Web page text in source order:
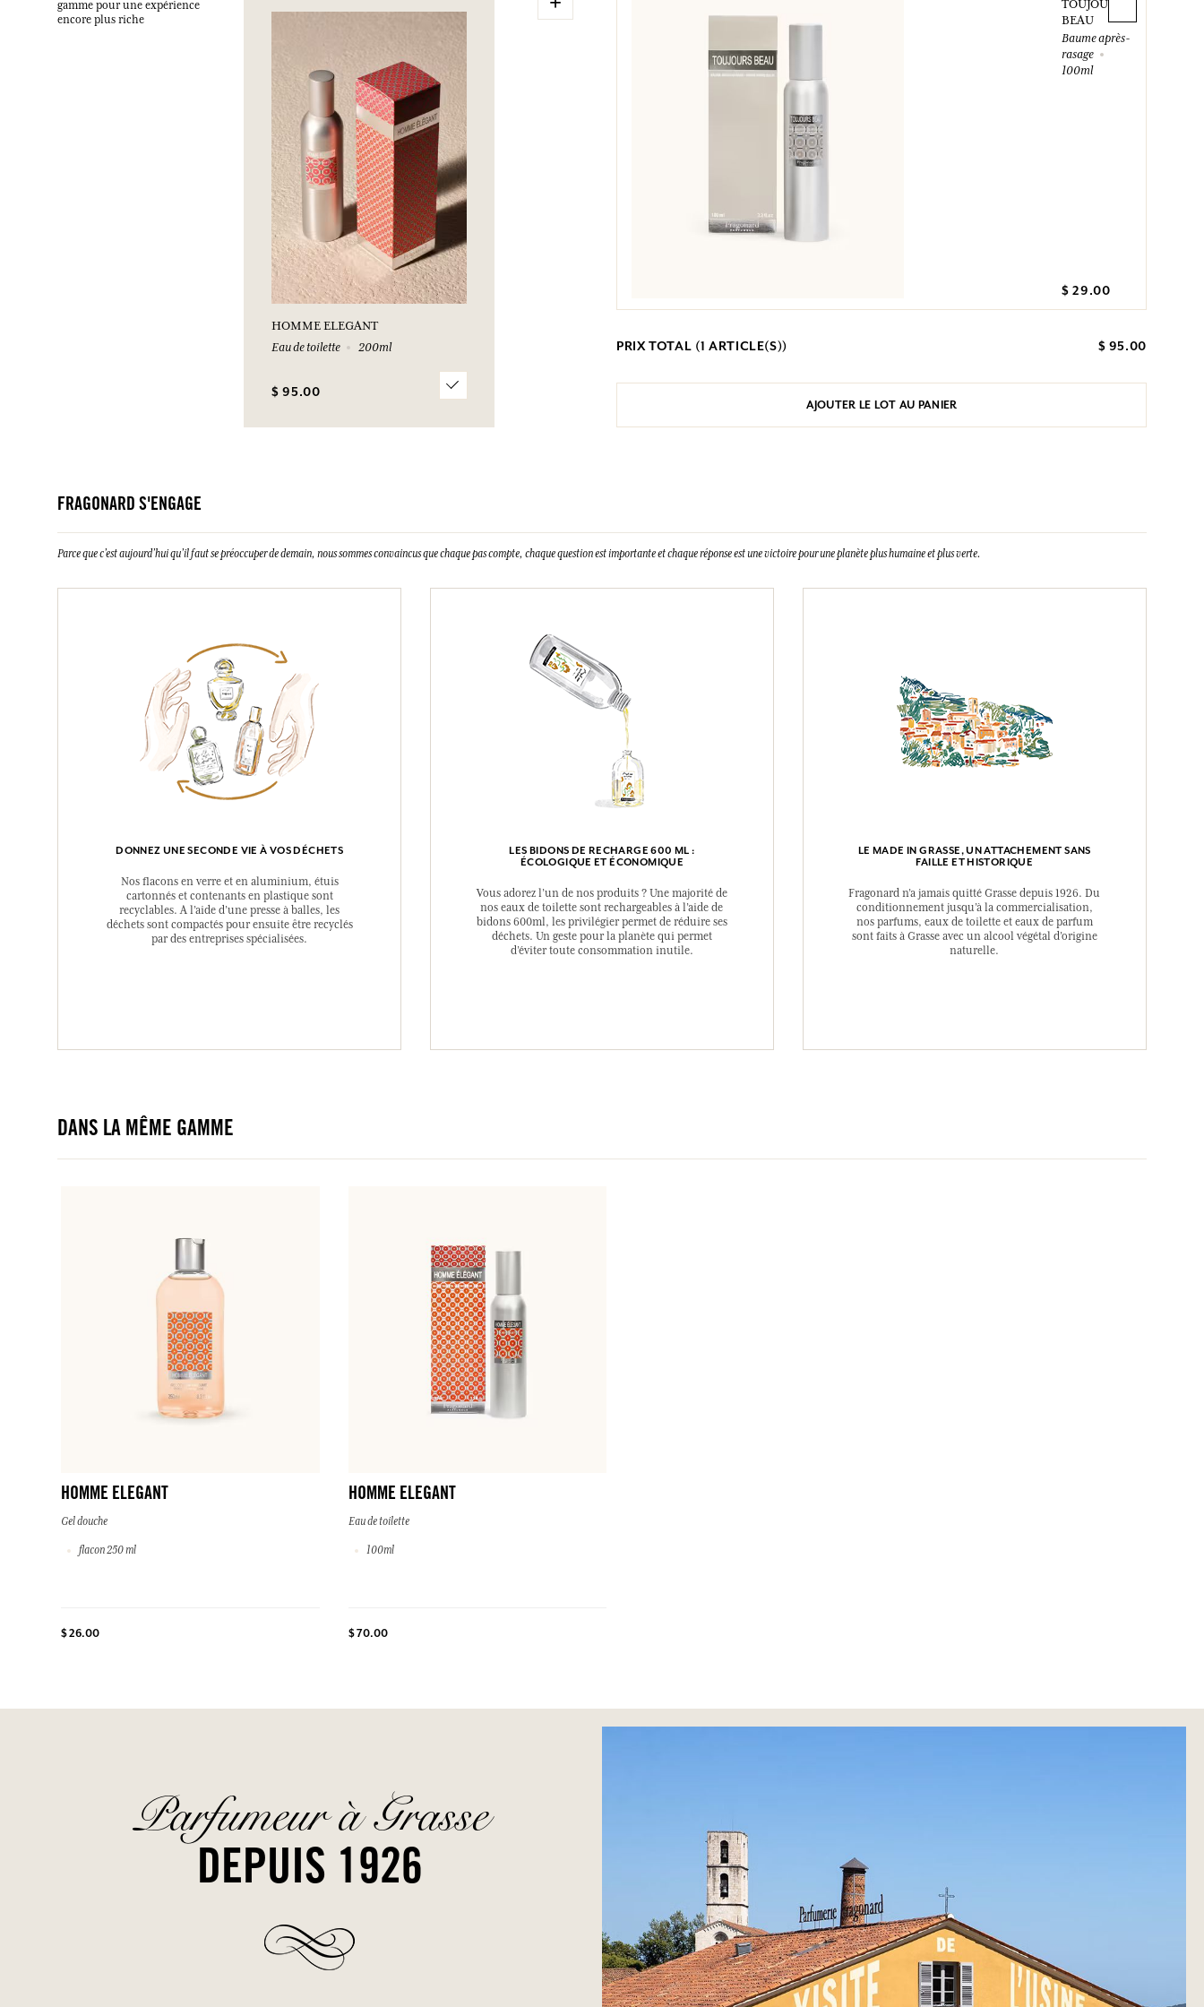
gamme pour une expérience
encore plus riche
HOMME ELEGANT
Eau de toilette
200ml
$ 95.00
TOUJOURS
BEAU
Baume après-
rasage
100ml
$ 29.00
PRIX TOTAL (1 ARTICLE(S)) $ 95.00
AJOUTER LE LOT AU PANIER
FRAGONARD S'ENGAGE
Parce que c’est aujourd’hui qu’il faut se préoccuper de demain, nous sommes convaincus que chaque pas compte, chaque question est importante et chaque réponse est une victoire pour une planète plus humaine et plus verte.
DONNEZ UNE SECONDE VIE À VOS DÉCHETS
Nos flacons en verre et en aluminium, étuis
cartonnés et contenants en plastique sont
recyclables. A l’aide d’une presse à balles, les
déchets sont compactés pour ensuite être recyclés
par des entreprises spécialisées.
LES BIDONS DE RECHARGE 600 ML :
ÉCOLOGIQUE ET ÉCONOMIQUE
Vous adorez l’un de nos produits ? Une majorité de
nos eaux de toilette sont rechargeables à l’aide de
bidons 600ml, les privilégier permet de réduire ses
déchets. Un geste pour la planète qui permet
d’éviter toute consommation inutile.
LE MADE IN GRASSE, UN ATTACHEMENT SANS
FAILLE ET HISTORIQUE
Fragonard n’a jamais quitté Grasse depuis 1926. Du
conditionnement jusqu’à la commercialisation,
nos parfums, eaux de toilette et eaux de parfum
sont faits à Grasse avec un alcool végétal d’origine
naturelle.
DANS LA MÊME GAMME
HOMME ELEGANT
Gel douche
flacon 250 ml
$ 26.00
HOMME ELEGANT
Eau de toilette
100ml
$ 70.00
Parfumeur à Grasse
DEPUIS 1926